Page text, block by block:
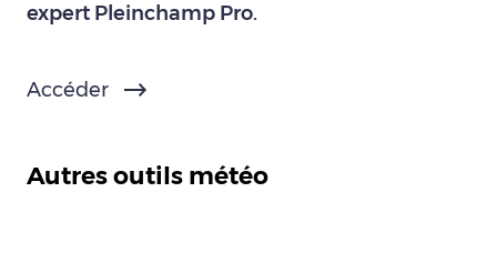
expert Pleinchamp Pro.
Accéder
Autres outils météo